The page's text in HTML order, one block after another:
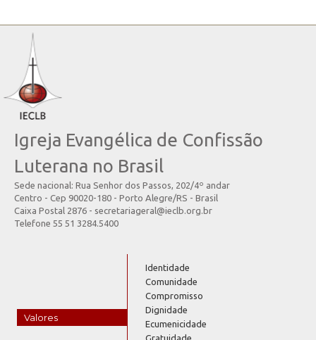
Igreja Evangélica de Confissão
Luterana no Brasil
Sede nacional: Rua Senhor dos Passos, 202/4º andar
Centro - Cep 90020-180 - Porto Alegre/RS - Brasil
Caixa Postal 2876 - secretariageral@ieclb.org.br
Telefone 55 51 3284.5400
Valores
Identidade
Comunidade
Compromisso
Dignidade
Ecumenicidade
Gratuidade